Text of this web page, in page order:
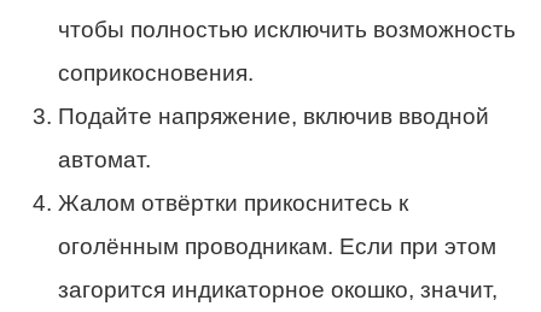
чтобы полностью исключить возможность
соприкосновения.
Подайте напряжение, включив вводной
автомат.
Жалом отвёртки прикоснитесь к
оголённым проводникам. Если при этом
загорится индикаторное окошко, значит,